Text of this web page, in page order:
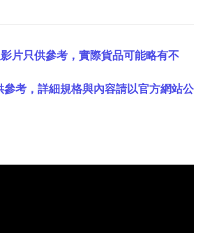
片只供參考，實際貨品可能略有不
參考，詳細規格與內容請以官方網站公